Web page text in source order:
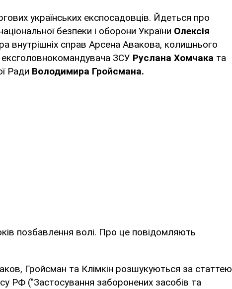
українських експосадовців. Йдеться про
безпеки і оборони України Олексія
внутрішніх справ Арсена Авакова, колишнього
ексголовнокомандувача ЗСУ Руслана Хомчака та
Ради Володимира Гройсмана.
позбавлення волі. Про це повідомляють
Гройсман та Клімкін розшукуються за статтею
РФ ("Застосування заборонених засобів та